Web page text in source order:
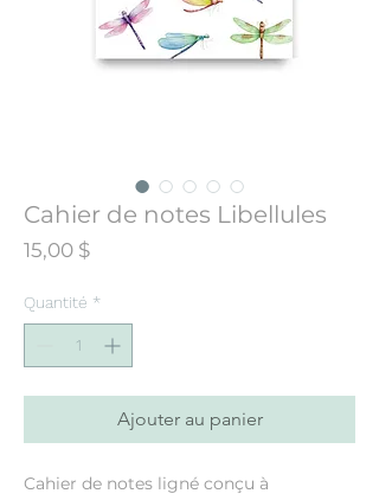
Cahier de notes Libellules
15,00 $Prix
Quantité *
Ajouter au panier
Cahier de notes ligné conçu à